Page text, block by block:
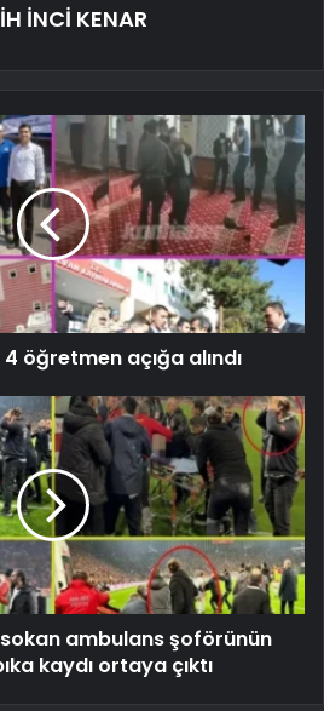
İNCİ KENAR
öğretmen açığa alındı
ambulans şoförünün
kaydı ortaya çıktı